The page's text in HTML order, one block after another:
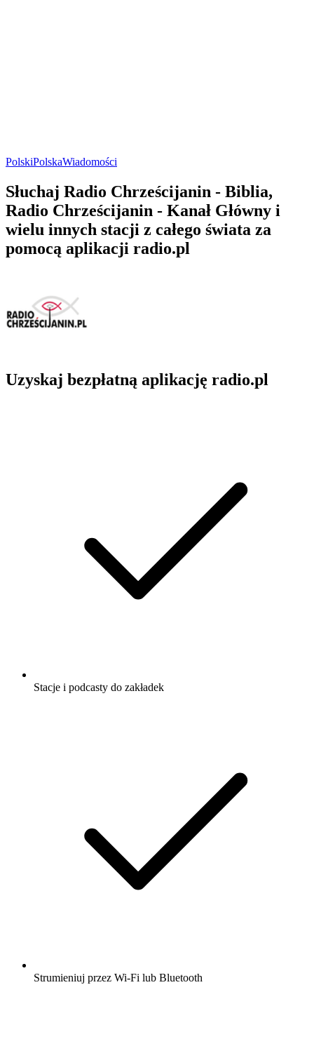
PolskiPolskaWiadomości
Słuchaj Radio Chrześcijanin - Biblia,
Radio Chrześcijanin - Kanał Główny i
wielu innych stacji z całego świata za
pomocą aplikacji radio.pl
Uzyskaj bezpłatną aplikację radio.pl
Stacje i podcasty do zakładek
Strumieniuj przez Wi-Fi lub Bluetooth